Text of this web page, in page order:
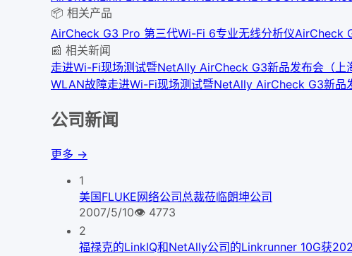
📦 相关产品
AirCheck G3 Pro 第三代Wi-Fi 6专业无线分析仪AirCheck
📰 相关新闻
走进Wi-Fi现场测试暨NetAlly AirCheck G3新品发布会（上
WLAN故障走进Wi-Fi现场测试暨NetAlly AirCheck G3新品
公司新闻
更多 →
1
美国FLUKE网络公司总裁莅临朗坤公司
2007/5/10👁 4773
2
福禄克的LinkIQ和NetAlly公司的Linkrunner 10G获